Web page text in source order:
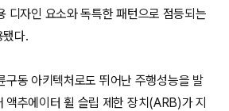
디자인 요소와 독특한 패턴으로 점등되는
됐다.
동 아키텍처로도 뛰어난 주행성능을 발
액추에이터 휠 슬립 제한 장치(ARB)가 지